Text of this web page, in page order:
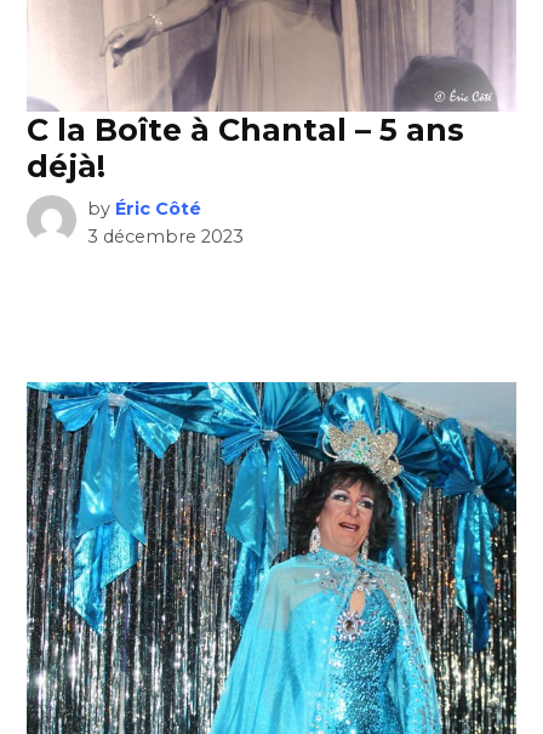
C la Boîte à Chantal – 5 ans
déjà!
by Éric Côté
3 décembre 2023